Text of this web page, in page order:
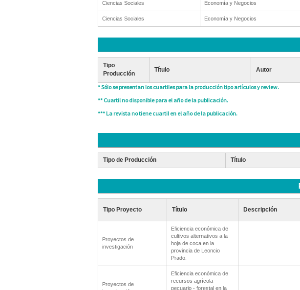
Ciencias Sociales Economía y Negocios
Ciencias Sociales Economía y Negocios
Tipo
Producción
Título Autor
* Sólo se presentan los cuartiles para la producción tipo artículos y review.
** Cuartil no disponible para el año de la publicación.
*** La revista no tiene cuartil en el año de la publicación.
Tipo de Producción Título
Tipo Proyecto Título Descripción
Proyectos de
investigación
Eficiencia económica de
cultivos alternativos a la
hoja de coca en la
provincia de Leoncio
Prado.
Proyectos de
Eficiencia económica de
recursos agrícola -
pecuario - forestal en la